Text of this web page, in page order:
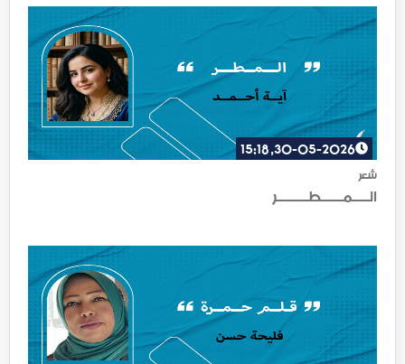
شعر
30-05-2026, 15:18
الــــمـــــطـــــــر